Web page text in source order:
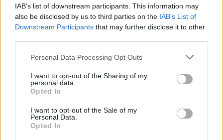
IAB’s list of downstream participants. This information may
also be disclosed by us to third parties on the IAB’s List of
Downstream Participants that may further disclose it to other
Please note that this website/app uses one or more Google
not limited to your visit or usage behaviour. You may click to
grant or deny consent to Google and its third-party tags to
use your data for below specified purposes in below Google
consent section.
Personal Data Processing Opt Outs
I want to opt-out of the Sharing of my
personal data.
Opted In
I want to opt-out of the Sale of my
Personal Data.
Opted In